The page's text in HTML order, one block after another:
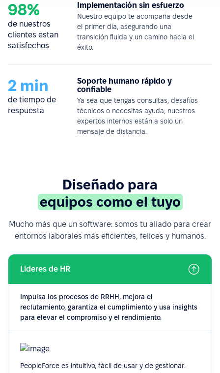
98%
de nuestros
clientes estan
satisfechos
Implementación sin esfuerzo
Nuestro equipo te acompaña desde
el primer día, asegurando una
transición fluida y un camino hacia el
éxito.
2 min
de tiempo de
respuesta
Soporte humano rápido y
confiable
Ya sea que tengas consultas, desafíos
técnicos o necesitas ayuda, nuestros
expertos internos están a solo un
mensaje de distancia.
Diseñado para
equipos como el tuyo
Mucho más que un software: somos tu aliado para crear
entornos laborales más eficientes, felices y humanos.
Lideres de HR
Impulsa los procesos de RRHH, mejora el
reclutamiento, garantiza el cumplimiento y usa insights
para elevar el compromiso y el rendimiento.
PeopleForce es intuitivo, fácil de usar y de gestionar.